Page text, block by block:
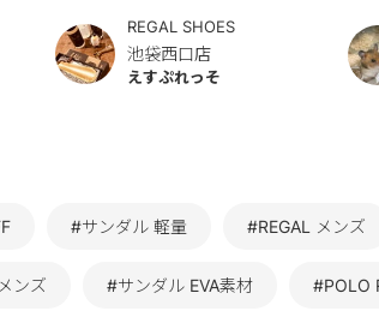
REGAL SHOES
池袋西口店
えすぷれっそ
#サンダル 軽量 #REGAL メンズ
ンズ #サンダル EVA素材 #POLO